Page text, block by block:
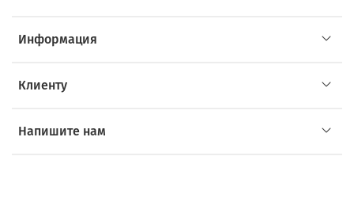
Информация
Клиенту
Напишите нам